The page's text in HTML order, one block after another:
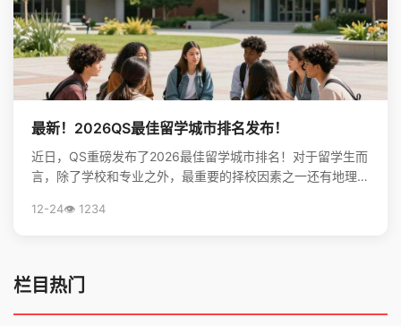
最新！2026QS最佳留学城市排名发布！
近日，QS重磅发布了2026最佳留学城市排名！对于留学生而
言，除了学校和专业之外，最重要的择校因素之一还有地理位
12-24👁️ 1234
栏目热门